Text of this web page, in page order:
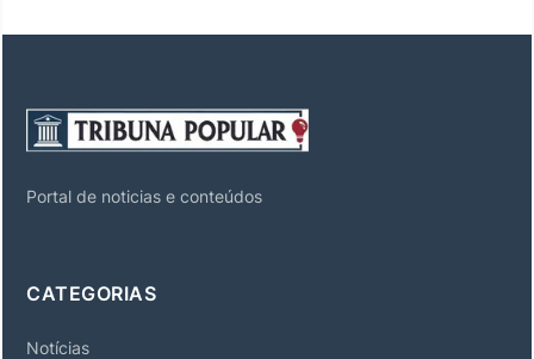
Portal de noticias e conteúdos
CATEGORIAS
Notícias